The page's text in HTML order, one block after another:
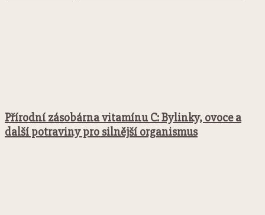
Přírodní zásobárna vitamínu C: Bylinky, ovoce a
další potraviny pro silnější organismus